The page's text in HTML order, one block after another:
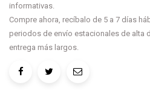
informativas.
Compre ahora, recíbalo de 5 a 7 días
periodos de envío estacionales de alta
entrega más largos.